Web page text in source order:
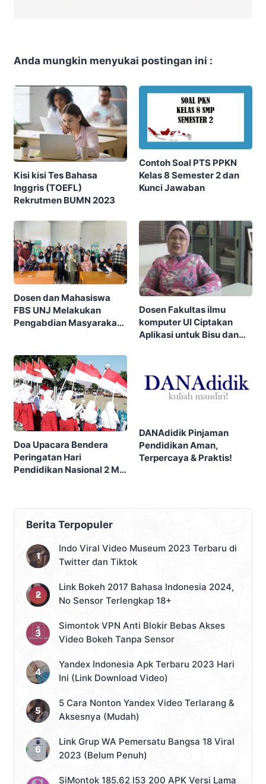
Anda mungkin menyukai postingan ini :
Kisi kisi Tes Bahasa
Inggris (TOEFL)
Rekrutmen BUMN 2023
Contoh Soal PTS PPKN
Kelas 8 Semester 2 dan
Kunci Jawaban
Dosen dan Mahasiswa
FBS UNJ Melakukan
Pengabdian Masyarakat
Dosen Fakultas ilmu
komputer UI Ciptakan
Aplikasi untuk Bisu dan
Doa Upacara Bendera
Peringatan Hari
Pendidikan Nasional 2 Mei
DANAdidik Pinjaman
Pendidikan Aman,
Terpercaya & Praktis!
Berita Terpopuler
Indo Viral Video Museum 2023 Terbaru di
Twitter dan Tiktok
Link Bokeh 2017 Bahasa Indonesia 2024,
No Sensor Terlengkap 18+
Simontok VPN Anti Blokir Bebas Akses
Video Bokeh Tanpa Sensor
Yandex Indonesia Apk Terbaru 2023 Hari
Ini (Link Download Video)
5 Cara Nonton Yandex Video Terlarang &
Aksesnya (Mudah)
Link Grup WA Pemersatu Bangsa 18 Viral
2023 (Belum Penuh)
SiMontok 185.62 l53 200 APK Versi Lama